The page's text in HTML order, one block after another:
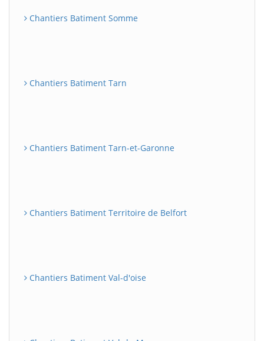
Chantiers Batiment Somme
Chantiers Batiment Tarn
Chantiers Batiment Tarn-et-Garonne
Chantiers Batiment Territoire de Belfort
Chantiers Batiment Val-d'oise